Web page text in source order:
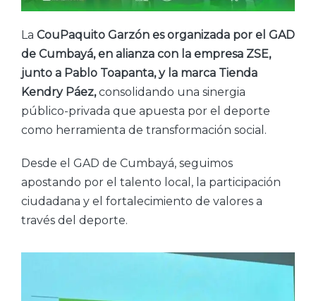
La CouPaquito Garzón es organizada por el GAD
de Cumbayá, en alianza con la empresa ZSE,
junto a Pablo Toapanta, y la marca Tienda
Kendry Páez,consolidando una sinergia
público-privada que apuesta por el deporte
como herramienta de transformación social.
Desde el GAD de Cumbayá, seguimos
apostando por el talento local, la participación
ciudadana y el fortalecimiento de valores a
través del deporte.